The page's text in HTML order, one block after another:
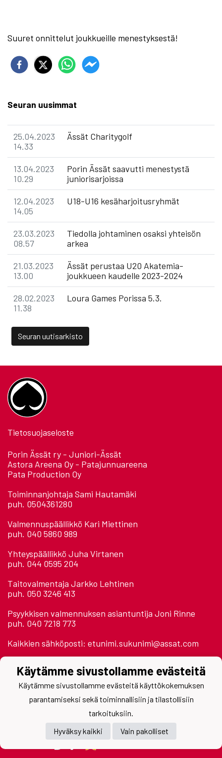
Suuret onnittelut joukkueille menestyksestä!
Seuran uusimmat
25.04.2023
14.33
Ässät Charitygolf
13.04.2023
10.29
Porin Ässät saavutti menestystä
juniorisarjoissa
12.04.2023
14.05
U18-U16 kesäharjoitusryhmät
23.03.2023
08.57
Tiedolla johtaminen osaksi yhteisön
arkea
21.03.2023
13.00
Ässät perustaa U20 Akatemia-
joukkueen kaudelle 2023-2024
28.02.2023
11.38
Loura Games Porissa 5.3.
Seuran uutisarkisto
Tietosuojaseloste
Porin Ässät ry - Juniori-Ässät
Astora Areena Oy - Patajunnuareena
Pata Production Oy
Toiminnanjohtaja Sami Hautamäki
puh. 0504361280
Valmennuspäällikkö Kari Miettinen
puh. 040 5860 989
Yhteyspäällikkö Juha Virtanen
puh. 044 0595 204
Taitovalmentaja Jarkko Lehtinen
puh. 050 3246 413
Psyykkisen valmennuksen asiantuntija Joni Rinne
puh. 040 7218 773
Kaikkien sähköposti: etunimi.sukunimi@assat.com
Jäähallinpolku
28500 Pori
Powered by
Käytämme sivustollamme evästeitä
Käytämme sivustollamme evästeitä käyttökokemuksen
parantamiseksi sekä toiminnallisiin ja tilastollisiin
tarkoituksiin.
Hyväksy kaikki
Vain pakolliset